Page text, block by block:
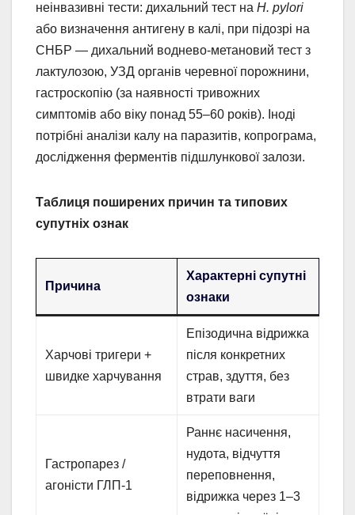
неінвазивні тести: дихальний тест на H. pylori
або визначення антигену в калі, при підозрі на
СНБР — дихальний воднево-метановий тест з
лактулозою, УЗД органів черевної порожнини,
гастроскопію (за наявності тривожних
симптомів або віку понад 55–60 років). Іноді
потрібні аналізи калу на паразитів, копрограма,
дослідження ферментів підшлункової залози.
Таблиця поширених причин та типових
супутніх ознак
Причина
Характерні супутні
ознаки
Харчові тригери +
швидке харчування
Епізодична відрижка
після конкретних
страв, здуття, без
втрати ваги
Гастропарез /
агоністи ГЛП-1
Раннє насичення,
нудота, відчуття
переповнення,
відрижка через 1–3